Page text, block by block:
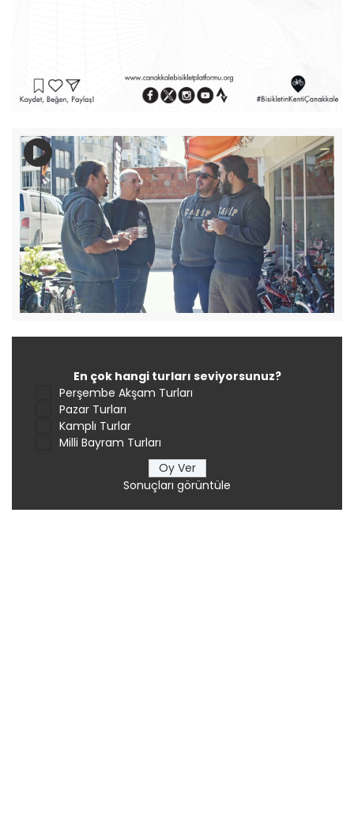
En çok hangi turları seviyorsunuz?
Perşembe Akşam Turları
Pazar Turları
Kamplı Turlar
Milli Bayram Turları
Sonuçları görüntüle